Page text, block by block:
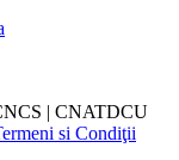
| CNATDCU
si Condiţii